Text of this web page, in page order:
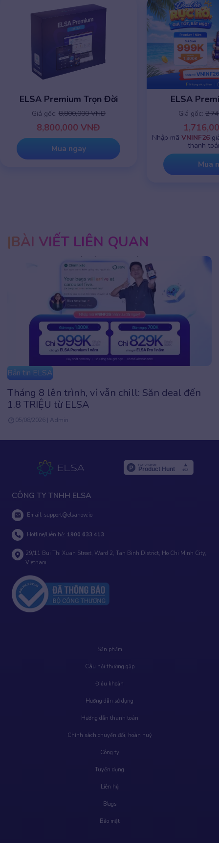
Đời ELSA Premium 1 năm
Giá gốc:
1,716,000 VNĐ
Nhập mãVNINF26 giảm chỉ còn999Kkhi
thanh toán online
BÀI VIẾT LIÊN QUAN
chill: Săn deal đến
Đặc quyền
CÔNG TY TNHH ELSA
Email: support@elsanow.io
Hotline/Liên hệ: 1900 633 413
29/11 Bui Thi Xuan Street, Ward 2, Tan Binh District, Ho Chi Minh City,
Vietnam
Sản phẩm
Câu hỏi thường gặp
Điều khoản
Hướng dẫn sử dụng
Hướng dẫn thanh toán
Chính sách chuyển đổi, hoàn huỷ
Công ty
Tuyển dụng
Liên hệ
Blogs
Bảo mật